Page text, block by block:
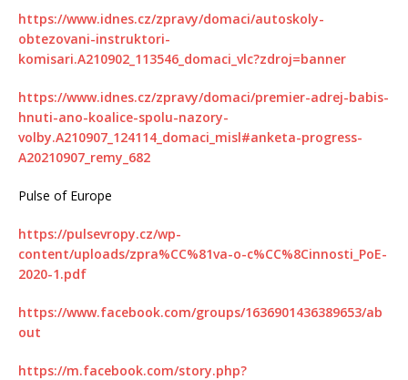
https://www.idnes.cz/zpravy/domaci/autoskoly-
obtezovani-instruktori-
komisari.A210902_113546_domaci_vlc?zdroj=banner
https://www.idnes.cz/zpravy/domaci/premier-adrej-babis-
hnuti-ano-koalice-spolu-nazory-
volby.A210907_124114_domaci_misl#anketa-progress-
A20210907_remy_682
Pulse of Europe
https://pulsevropy.cz/wp-
content/uploads/zpra%CC%81va-o-c%CC%8Cinnosti_PoE-
2020-1.pdf
https://www.facebook.com/groups/1636901436389653/ab
out
https://m.facebook.com/story.php?